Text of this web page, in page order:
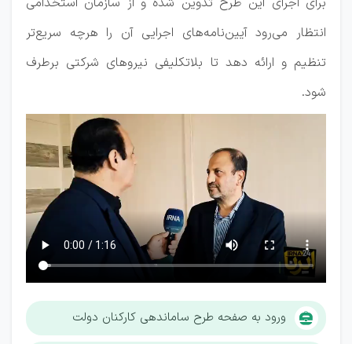
انتظار می‌رود آیین‌نامه‌های اجرایی آن را هرچه سریع‌تر
تنظیم و ارائه دهد تا بلاتکلیفی نیروهای شرکتی برطرف
شود.
ورود به صفحه طرح ساماندهی کارکنان دولت